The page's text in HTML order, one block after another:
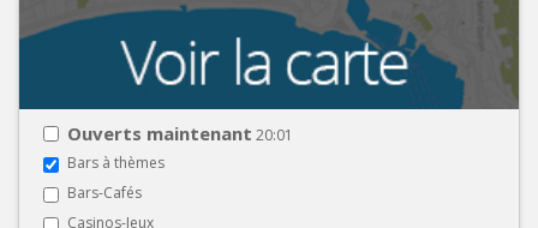
Ouverts maintenant 20:01
Bars à thèmes
Bars-Cafés
Casinos-Jeux